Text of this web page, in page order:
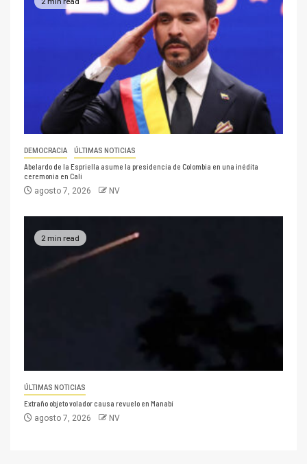
DEMOCRACIA ÚLTIMAS NOTICIAS
Abelardo de la Espriella asume la presidencia de Colombia en una inédita
ceremonia en Cali
agosto 7, 2026 NV
2 min read
ÚLTIMAS NOTICIAS
Extraño objeto volador causa revuelo en Manabí
agosto 7, 2026 NV